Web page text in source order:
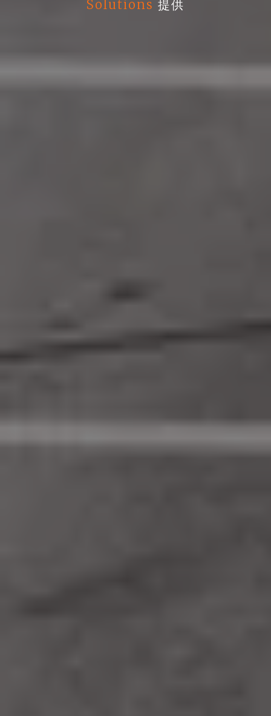
Solutions 提供